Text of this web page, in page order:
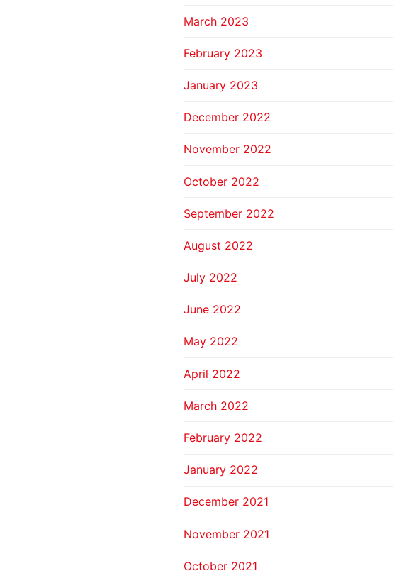
March 2023
February 2023
January 2023
December 2022
November 2022
October 2022
September 2022
August 2022
July 2022
June 2022
May 2022
April 2022
March 2022
February 2022
January 2022
December 2021
November 2021
October 2021